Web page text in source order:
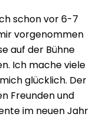
schon vor 6-7
vorgenommen
auf der Bühne
Ich mache viele
glücklich. Der
Freunden und
im neuen Jahr